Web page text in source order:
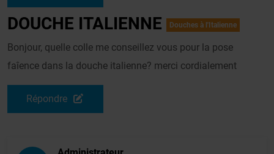
DOUCHE ITALIENNE Douches à l'Italienne
Bonjour, quelle colle me conseillez vous pour la pose
faîence dans la douche italienne? merci cordialement
Répondre